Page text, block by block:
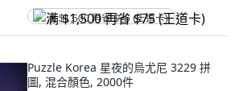
满 $1,500 再省 $75 (王道卡)
Puzzle Korea 星夜的烏尤尼 3229 拼
圖, 混合顏色, 2000件